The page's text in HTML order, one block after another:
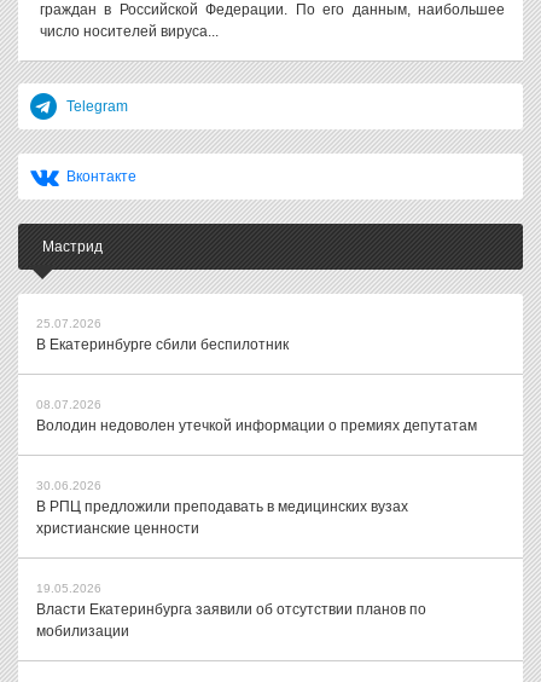
граждан в Российской Федерации. По его данным, наибольшее
число носителей вируса...
Telegram
Вконтакте
Мастрид
25.07.2026
В Екатеринбурге сбили беспилотник
08.07.2026
Володин недоволен утечкой информации о премиях депутатам
30.06.2026
В РПЦ предложили преподавать в медицинских вузах
христианские ценности
19.05.2026
Власти Екатеринбурга заявили об отсутствии планов по
мобилизации